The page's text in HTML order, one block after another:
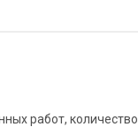
работ, количество